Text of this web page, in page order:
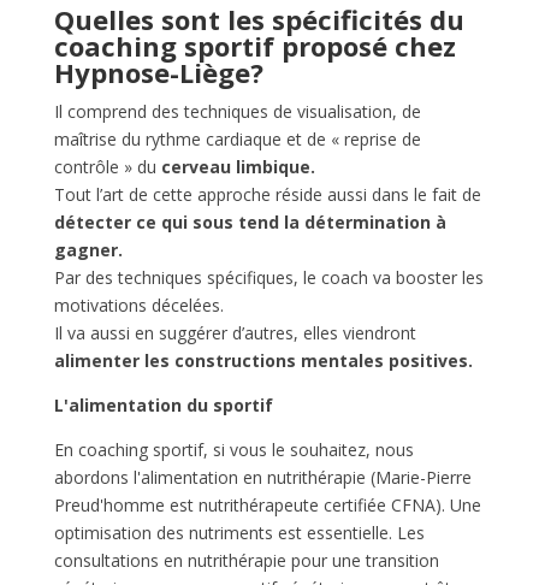
Quelles sont les spécificités du
coaching sportif proposé chez
Hypnose-Liège?
Il comprend des techniques de visualisation, de
maîtrise du rythme cardiaque et de « reprise de
contrôle » du cerveau limbique.
Tout l’art de cette approche réside aussi dans le fait de
détecter ce qui sous tend la détermination à
gagner.
Par des techniques spécifiques, le coach va booster les
motivations décelées.
Il va aussi en suggérer d’autres, elles viendront
alimenter les constructions mentales positives.
L'alimentation du sportif
En coaching sportif, si vous le souhaitez, nous
abordons l'alimentation en nutrithérapie (Marie-Pierre
Preud'homme est nutrithérapeute certifiée CFNA). Une
optimisation des nutriments est essentielle. Les
consultations en nutrithérapie pour une transition